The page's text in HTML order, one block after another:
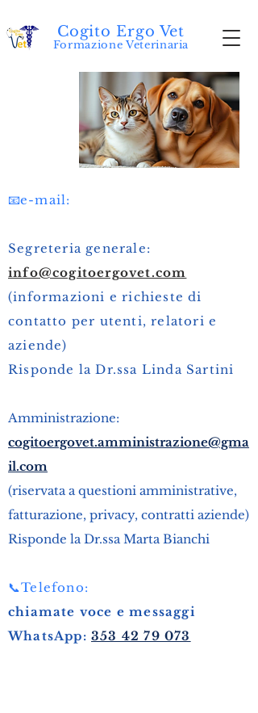
Cogito Ergo Vet
Formazione Veterinaria
📧e-mail:
Segreteria generale:
info@cogitoergovet.com
(informazioni e richieste di
contatto per utenti, relatori e
aziende)
Risponde la Dr.ssa Linda Sartini
Amministrazione:
cogitoergovet.amministrazione@gma
il.com
(riservata a questioni amministrative,
fatturazione, privacy, contratti aziende)
Risponde la Dr.ssa Marta Bianchi
📞Telefono:
chiamate voce e messaggi
WhatsApp: 353 42 79 073